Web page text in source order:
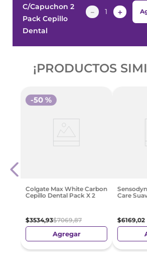
C/Capuchon 2
Pack Cepillo
Dental
＋
－
¡PRODUCTOS
Colgate Max White Carbon
Cepillo Dental Pack X 2
$3534,93$7069,87
-50 %
Agregar
Care
$6169,02